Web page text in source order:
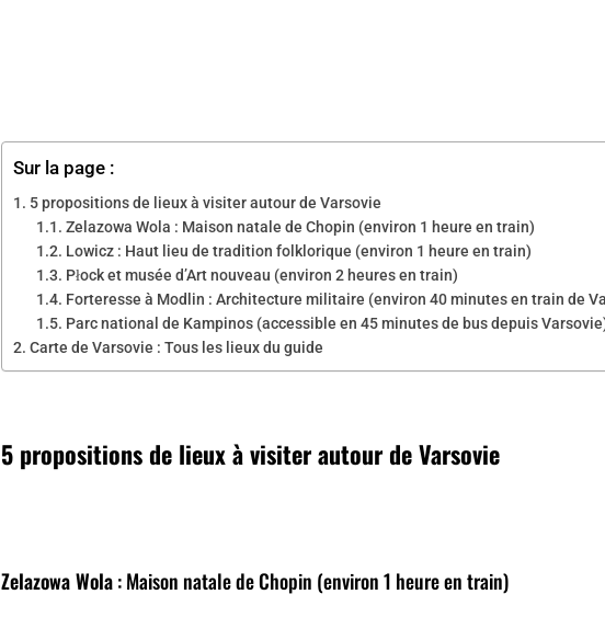
Sur la page :
5 propositions de lieux à visiter autour de Varsovie
Zelazowa Wola : Maison natale de Chopin (environ 1 heure en train)
Lowicz : Haut lieu de tradition folklorique (environ 1 heure en train)
Płock et musée d’Art nouveau (environ 2 heures en train)
Forteresse à Modlin : Architecture militaire (environ 40 minutes en train de
Parc national de Kampinos (accessible en 45 minutes de bus depuis
Carte de Varsovie : Tous les lieux du guide
5 propositions de lieux à visiter autour de Varsovie
Zelazowa Wola: Maison natale de Chopin (environ 1 heure en train)